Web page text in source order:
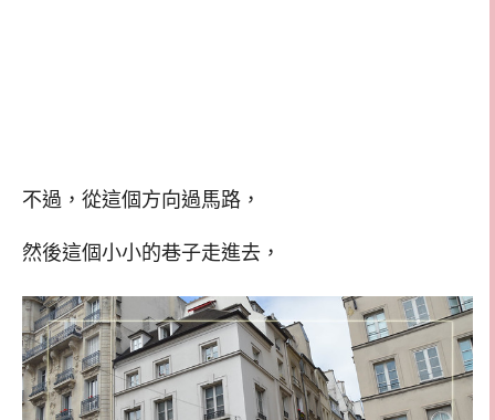
不過，從這個方向過馬路，
然後這個小小的巷子走進去，